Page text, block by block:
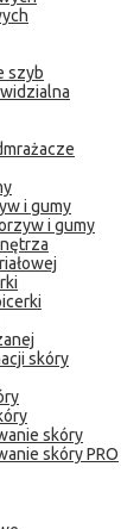
szyb
i gumy
i gumy
skóry
skóry
skóry PRO